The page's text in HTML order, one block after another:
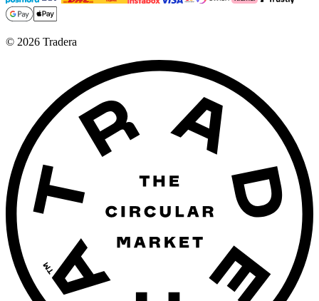
© 2026 Tradera